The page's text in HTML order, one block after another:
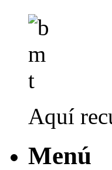
Aquí
Menú